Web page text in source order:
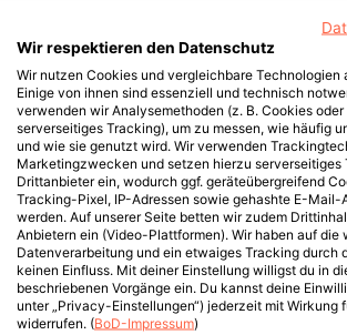
Wir respektieren den Datenschutz
Wir nutzen Cookies und vergleichbare Technologien
Einige von ihnen sind essenziell und technisch
verwenden wir Analysemethoden (z. B. Cookies
serverseitiges Tracking), um zu messen, wie häufig
und wie sie genutzt wird. Wir verwenden
Marketingzwecken und setzen hierzu serverseitiges
Drittanbieter ein, wodurch ggf. geräteübergreifend
Tracking-Pixel, IP-Adressen sowie gehashte E-Mail-
werden. Auf unserer Seite betten wir zudem
Anbietern ein (Video-Plattformen). Wir haben auf die
Datenverarbeitung und ein etwaiges Tracking durch
keinen Einfluss. Mit deiner Einstellung willigst du in
beschriebenen Vorgänge ein. Du kannst deine
unter „Privacy-Einstellungen“) jederzeit mit Wirkung
widerrufen. (BoD-Impressum)